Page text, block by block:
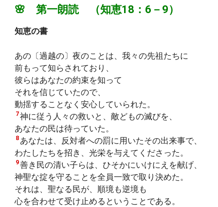
🌸 第一朗読 （知恵18：6－9）
知恵の書
あの〔過越の〕夜のことは、我々の先祖たちに
前もって知らされており、
彼らはあなたの約束を知って
それを信じていたので、
動揺することなく安心していられた。
7神に従う人々の救いと、敵どもの滅びを、
あなたの民は待っていた。
8 あなたは、反対者への罰に用いたその出来事で、
わたしたちを招き、光栄を与えてくださった。
9善き民の清い子らは、ひそかにいけにえを献げ、
神聖な掟を守ることを全員一致で取り決めた。
それは、聖なる民が、順境も逆境も
心を合わせて受け止めるということである。